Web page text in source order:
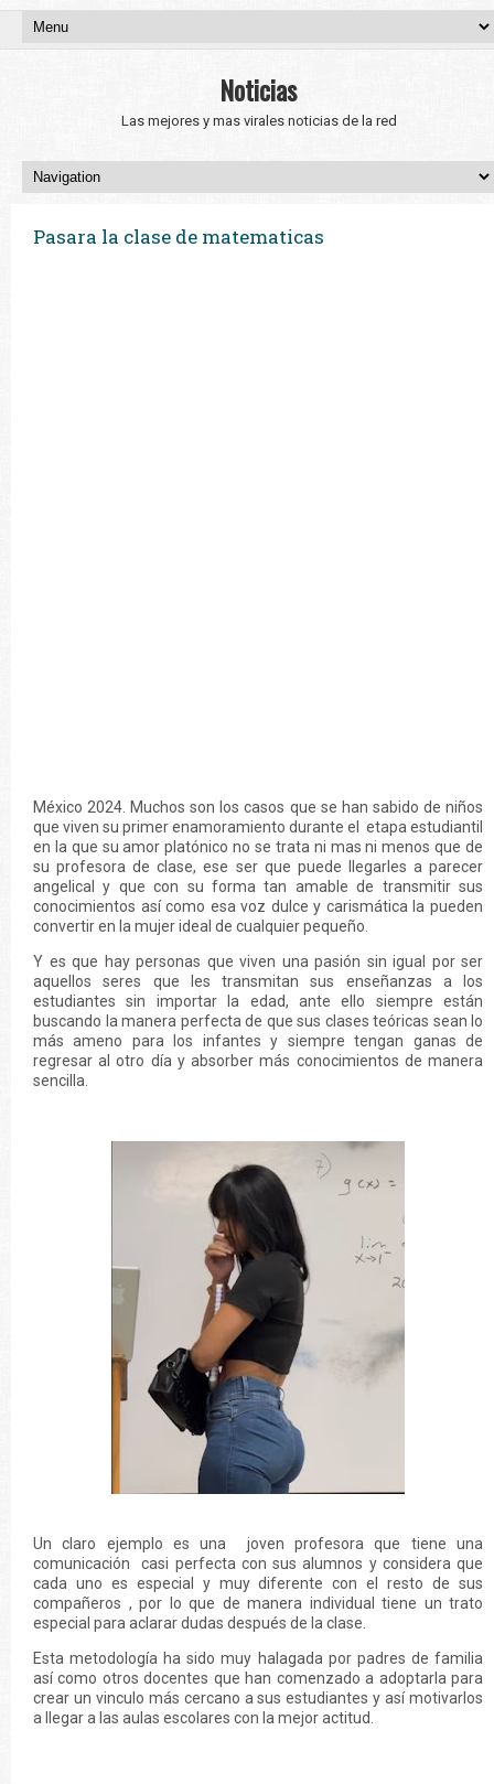
Noticias
Las mejores y mas virales noticias de la red
Pasara la clase de matematicas
México 2024. Muchos son los casos que se han sabido de niños
que viven su primer enamoramiento durante el etapa estudiantil
en la que su amor platónico no se trata ni mas ni menos que de
su profesora de clase, ese ser que puede llegarles a parecer
angelical y que con su forma tan amable de transmitir sus
conocimientos así como esa voz dulce y carismática la pueden
convertir en la mujer ideal de cualquier pequeño.
Y es que hay personas que viven una pasión sin igual por ser
aquellos seres que les transmitan sus enseñanzas a los
estudiantes sin importar la edad, ante ello siempre están
buscando la manera perfecta de que sus clases teóricas sean lo
más ameno para los infantes y siempre tengan ganas de
regresar al otro día y absorber más conocimientos de manera
sencilla.
Un claro ejemplo es una joven profesora que tiene una
comunicación casi perfecta con sus alumnos y considera que
cada uno es especial y muy diferente con el resto de sus
compañeros , por lo que de manera individual tiene un trato
especial para aclarar dudas después de la clase.
Esta metodología ha sido muy halagada por padres de familia
así como otros docentes que han comenzado a adoptarla para
crear un vinculo más cercano a sus estudiantes y así motivarlos
a llegar a las aulas escolares con la mejor actitud.